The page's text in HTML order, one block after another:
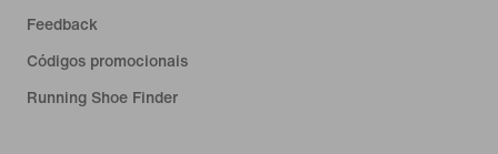
Feedback
Códigos promocionais
Running Shoe Finder